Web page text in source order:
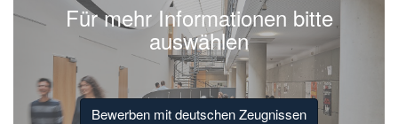
Für mehr Informationen bitte
auswählen
Bewerben mit deutschen Zeugnissen